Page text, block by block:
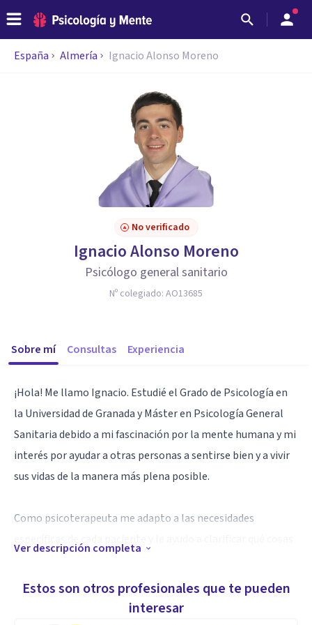
España Almería Ignacio Alonso Moreno
No verificado
Ignacio Alonso Moreno
Psicólogo general sanitario
Nº colegiado: AO13685
Sobre mí Consultas Experiencia
¡Hola! Me llamo Ignacio. Estudié el Grado de Psicología en
la Universidad de Granada y Máster en Psicología General
Sanitaria debido a mi fascinación por la mente humana y mi
interés por ayudar a otras personas a sentirse bien y a vivir
sus vidas de la manera más plena posible.
Como psicoterapeuta me adapto a las necesidades
ir, así como a identificar aquellos obstáculos que le han
impedido hacerlo hasta ahora.
Ver descripción completa
Estos son otros profesionales que te pueden
interesar